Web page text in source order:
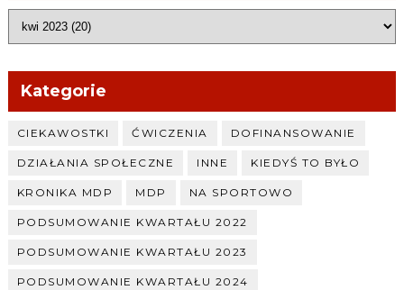
Kategorie
CIEKAWOSTKI ĆWICZENIA DOFINANSOWANIE
DZIAŁANIA SPOŁECZNE INNE KIEDYŚ TO BYŁO
KRONIKA MDP MDP NA SPORTOWO
PODSUMOWANIE KWARTAŁU 2022
PODSUMOWANIE KWARTAŁU 2023
PODSUMOWANIE KWARTAŁU 2024